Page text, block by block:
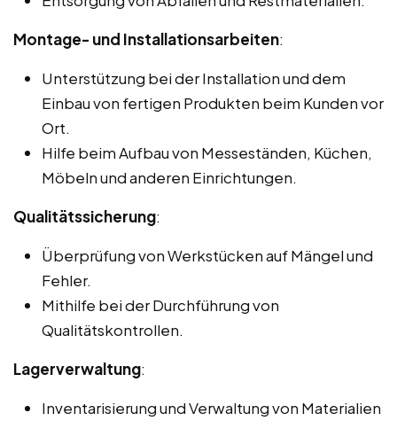
Montage- und Installationsarbeiten:
Unterstützung bei der Installation und dem
Einbau von fertigen Produkten beim Kunden vor
Ort.
Hilfe beim Aufbau von Messeständen, Küchen,
Möbeln und anderen Einrichtungen.
Qualitätssicherung:
Überprüfung von Werkstücken auf Mängel und
Fehler.
Mithilfe bei der Durchführung von
Qualitätskontrollen.
Lagerverwaltung:
Inventarisierung und Verwaltung von Materialien